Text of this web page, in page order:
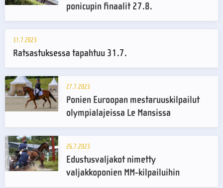
ponicupin finaalit 27.8.
31.7.2023
Ratsastuksessa tapahtuu 31.7.
27.7.2023
Ponien Euroopan mestaruuskilpailut
olympialajeissa Le Mansissa
26.7.2023
Edustusvaljakot nimetty
valjakkoponien MM-kilpailuihin